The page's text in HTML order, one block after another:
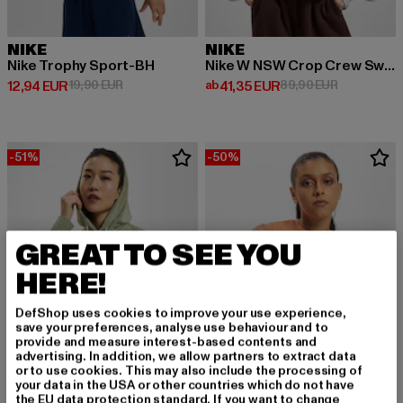
NIKE
Nike Trophy Sport-BH
12,94 EUR
Derzeitiger Preis: 12,94 EUR
19,90 EURAktionspreis: 19,90 EUR
NIKE
Nike W NSW Crop Crew Sweater
ab41,35 EUR
Derzeitiger Preis: ab 41,35 EUR
89,90 EUR
-51% -50%
GREAT TO SEE YOU
HERE!
DefShop uses cookies to improve your use experience,
save your preferences, analyse use behaviour and to
provide and measure interest-based contents and
advertising. In addition, we allow partners to extract data
or to use cookies. This may also include the processing of
your data in the USA or other countries which do not have
the EU data protection standard. If you want to change